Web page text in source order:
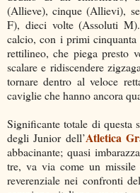
(Allieve), cinque (Allievi),
F), dieci volte (Assoluti
calcio, con i primi
rettilineo, che piega presto
scalare e ridiscendere
tornare dentro al veloce
caviglie che hanno ancora
Significante totale di questa
degli Junior dell’Atletica
abbacinante; quasi
tre, va via come un
reverenziale nei confronti